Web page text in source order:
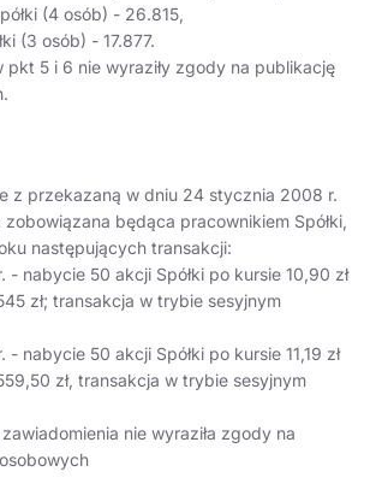
(4 osób) - 26.815,
(3 osób) - 17.877.
pkt 5 i 6 nie wyraziły zgody na publikację
z przekazaną w dniu 24 stycznia 2008 r.
zobowiązana będąca pracownikiem Spółki,
następujących transakcji:
- nabycie 50 akcji Spółki po kursie 10,90 zł
zł; transakcja w trybie sesyjnym
nabycie 50 akcji Spółki po kursie 11,19 zł
zł, transakcja w trybie sesyjnym
nie wyraziła zgody na